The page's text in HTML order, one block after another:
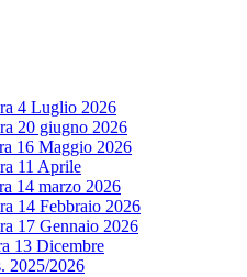
4 Luglio 2026
20 giugno 2026
16 Maggio 2026
11 Aprile
14 marzo 2026
14 Febbraio 2026
17 Gennaio 2026
13 Dicembre
2025/2026